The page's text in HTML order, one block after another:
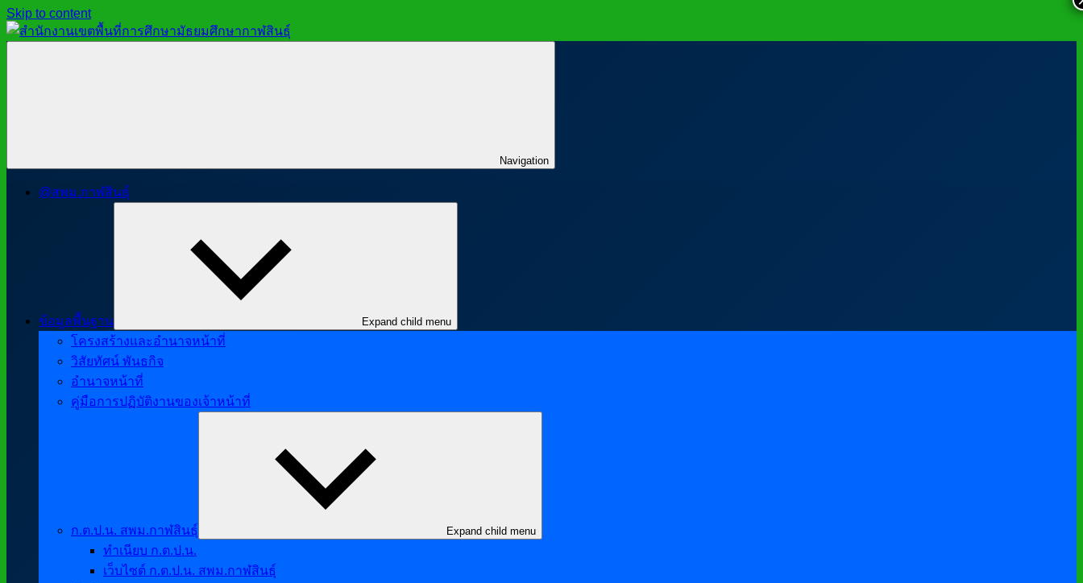
Skip to content
มัธยมศึกษา
กาฬสินธุ์
ศึกษา
มัธยมศึกษา
Navigation
@สพม.กาฬสินธุ์
ข้อมูลพื้นฐาน Expand child menu
โครงสร้างและอำนาจหน้าที่
วิสัยทัศน์ พันธกิจ
อำนาจหน้าที่
คู่มือการปฏิบัติงานของเจ้าหน้าที่
ก.ต.ป.น. สพม.กาฬสินธุ์ Expand child menu
ทำเนียบ ก.ต.ป.น.
เว็บไซต์ ก.ต.ป.น. สพม.กาฬสินธุ์